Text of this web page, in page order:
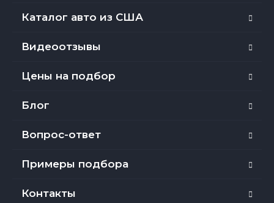
Каталог авто из США
Видеоотзывы
Цены на подбор
Блог
Вопрос-ответ
Примеры подбора
Контакты